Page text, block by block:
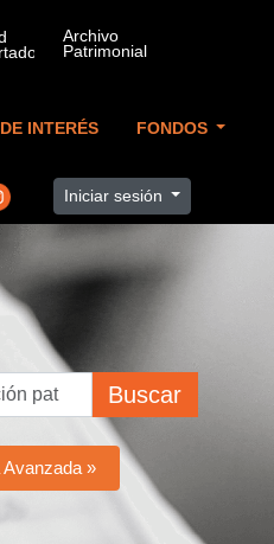
INTERÉS FONDOS
Iniciar sesión
Buscar
Avanzada »